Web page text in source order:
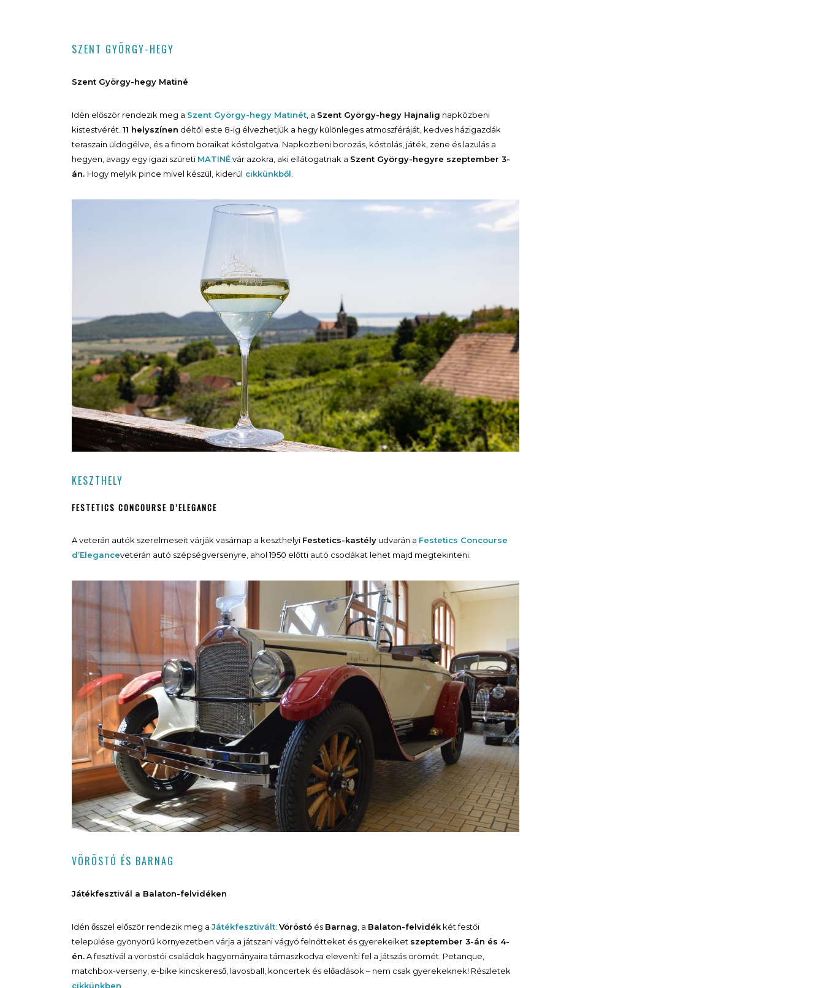
SZENT GYÖRGY-HEGY
Szent György-hegy Matiné
Idén először rendezik meg a Szent György-hegy Matinét , a Szent György-hegy Hajnalig napközbeni
kistestvérét. 11 helyszínen déltől este 8-ig élvezhetjük a hegy különleges atmoszféráját, kedves házigazdák
teraszain üldögélve, és a finom boraikat kóstolgatva. Napközbeni borozás, kóstolás, játék, zene és lazulás a
hegyen, avagy egy igazi szüreti MATINÉvár azokra, aki ellátogatnak a Szent György-hegyre szeptember 3-
án. Hogy melyik pince mivel készül, kiderül cikkünkből
KESZTHELY
FESTETICS CONCOURSE D’ELEGANCE
A veterán autók szerelmeseit várják vasárnap a keszthelyi Festetics-kastély udvarán a Festetics Concourse
d’Eleganceveterán autó szépségversenyre, ahol 1950 előtti autó csodákat lehet majd megtekinteni.
VÖRÖSTÓ ÉS BARNAG
Játékfesztivál a Balaton-felvidéken
Idén ősszel először rendezik meg a Játékfesztivált: Vöröstó és Barnag, a Balaton-felvidék két festői
települése gyönyörű környezetben várja a játszani vágyó felnőtteket és gyerekeiket szeptember 3-án és 4-
én.A fesztivál a vöröstói családok hagyományaira támaszkodva eleveníti fel a játszás örömét. Petanque,
matchbox-verseny, e-bike kincskereső, lavosball, koncertek és előadások – nem csak gyerekeknek! Részletek
cikkünkben